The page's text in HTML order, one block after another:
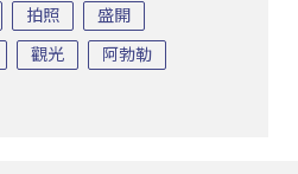
拍照 盛開
觀光 阿勃勒